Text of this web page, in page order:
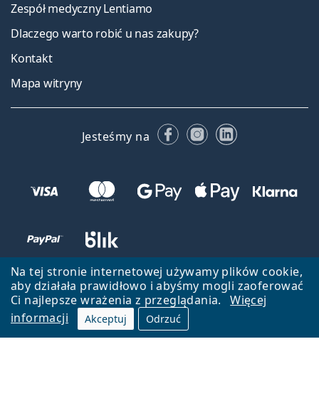
Na tej stronie internetowej używamy plików cookie,
aby działała prawidłowo i abyśmy mogli zaoferować
Ci najlepsze wrażenia z przeglądania.
Więcej
informacji
Akceptuj Odrzuć
Zespół medyczny Lentiamo
Dlaczego warto robić u nas zakupy?
Kontakt
Mapa witryny
Jesteśmy na FacebookuInstagramie
LinkedIn
Wróć do strony głównej